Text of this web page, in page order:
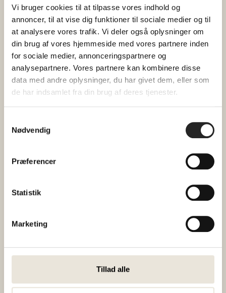
Vi bruger cookies til at tilpasse vores indhold og
annoncer, til at vise dig funktioner til sociale medier og til
at analysere vores trafik. Vi deler også oplysninger om
din brug af vores hjemmeside med vores partnere inden
for sociale medier, annonceringspartnere og
analysepartnere. Vores partnere kan kombinere disse
data med andre oplysninger, du har givet dem, eller som
de har indsamlet fra din brug af deres tjenester.
Nødvendig
Præferencer
Statistik
Marketing
Tillad alle
betydning for CO 2-udslippet.
I vil bl.a. kunne undersøge jeres eget forbrug
inden for kategorier som elektronik, tøjforbrug,
mad og transport.
Arrangementet er åbent for alle, men husk at
booke din gratis-billet nedenfor.
Herning Kommune
selv medbringer computer eller telefon.
under klimaplanen, der hedder Bæredygtig
Indsatsens formål er at lave borgerrettede